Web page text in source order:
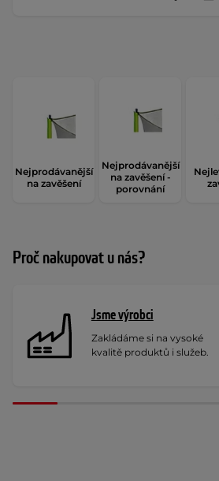
Nejprodávanější
na zavěšení
Nejprodávanější
na zavěšení -
porovnání
Proč nakupovat u nás?
Jsme výrobci
Zakládáme si na vysoké
kvalitě produktů i služeb.